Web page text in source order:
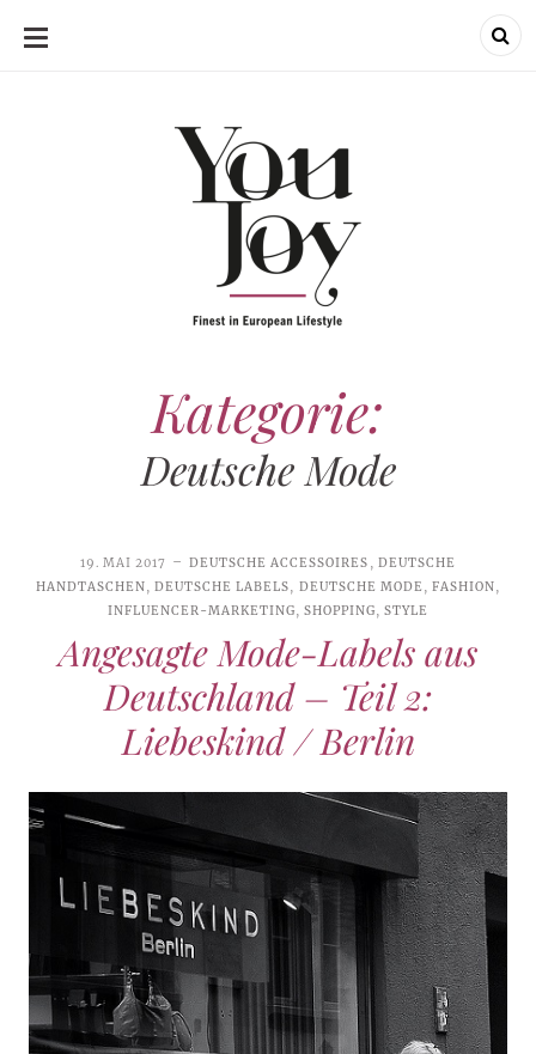
SKIP
Kategorie:
Deutsche Mode
19. MAI 2017 DEUTSCHE ACCESSOIRES , DEUTSCHE
HANDTASCHEN,DEUTSCHE LABELS, DEUTSCHE MODE, FASHION,
INFLUENCER-MARKETING, SHOPPING,STYLE
Angesagte Mode-Labels aus
Deutschland – Teil 2:
Liebeskind / Berlin